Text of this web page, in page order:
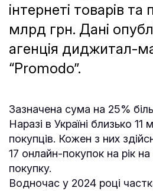
інтернеті товарів
млрд грн. Дані
агенція диджитал-
“Promodo”.
Зазначена сума на 25%
Наразі в Україні близько 11
покупців. Кожен з них
17 онлайн-покупок на рік
покупку.
Водночас у 2024 році